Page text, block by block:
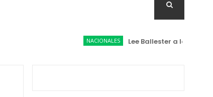
NACIONALES Lee Ballester a los que se